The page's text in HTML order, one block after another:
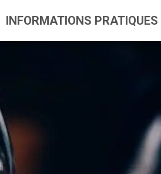
INFORMATIONS PRATIQUES